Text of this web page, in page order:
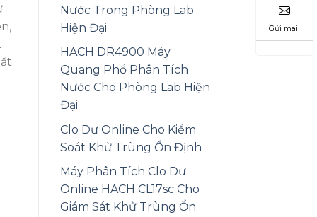
Nước Trong Phòng Lab
Hiện Đại
HACH DR4900 Máy
Quang Phổ Phân Tích
Nước Cho Phòng Lab Hiện
Đại
Clo Dư Online Cho Kiểm
Soát Khử Trùng Ổn Định
Máy Phân Tích Clo Dư
Online HACH CL17sc Cho
Giám Sát Khử Trùng Ổn
Gửi mail